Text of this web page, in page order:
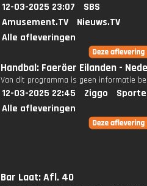
12-03-2025 23:07
SBS
Amusement.TV
Nieuws.TV
Alle afleveringen
Handbal: Faeröer Eilanden -
Van dit programma is geen informatie
12-03-2025 22:45 Ziggo
Alle afleveringen
Bar Laat: Afl. 40